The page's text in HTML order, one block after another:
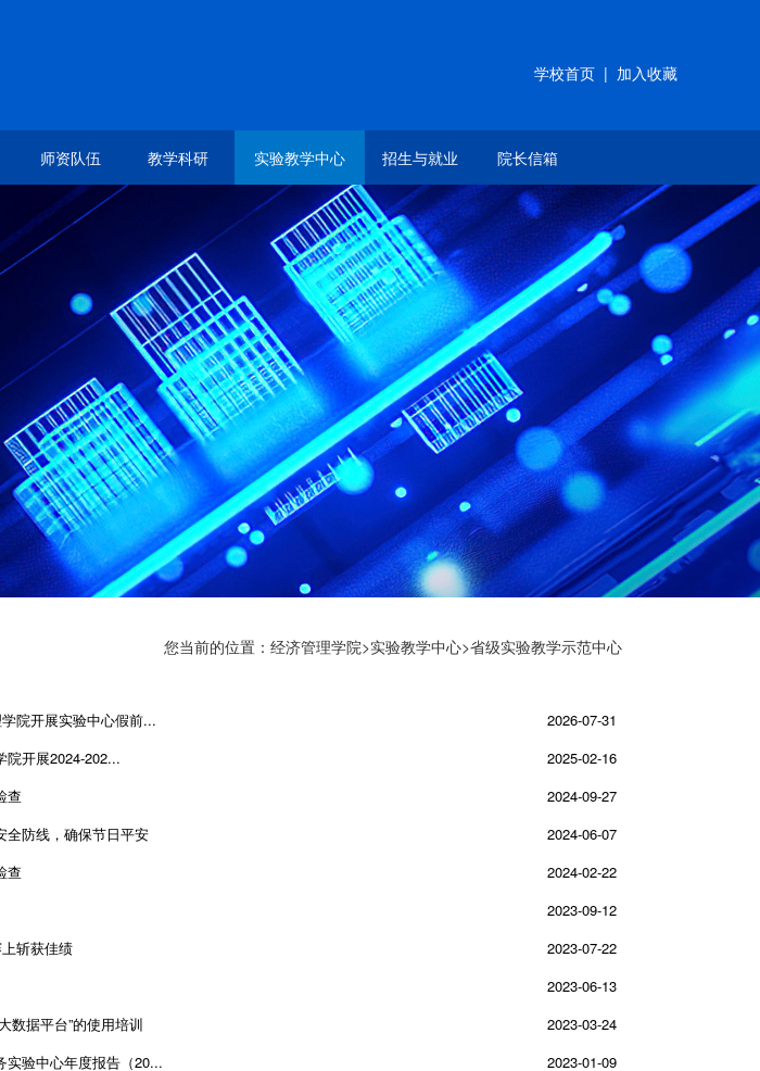
学校首页 | 加入收藏
师资队伍 教学科研 实验教学中心 招生与就业 院长信箱
您当前的位置： 经济管理学院>实验教学中心>省级实验教学示范中心
院开展实验中心假前...
2026-07-31
院开展2024-202...
2025-02-16
查
2024-09-27
全防线，确保节日平安
2024-06-07
查
2024-02-22
2023-09-12
斩获佳绩
2023-07-22
2023-06-13
数据平台”的使用培训
2023-03-24
验中心年度报告（20...
2023-01-09